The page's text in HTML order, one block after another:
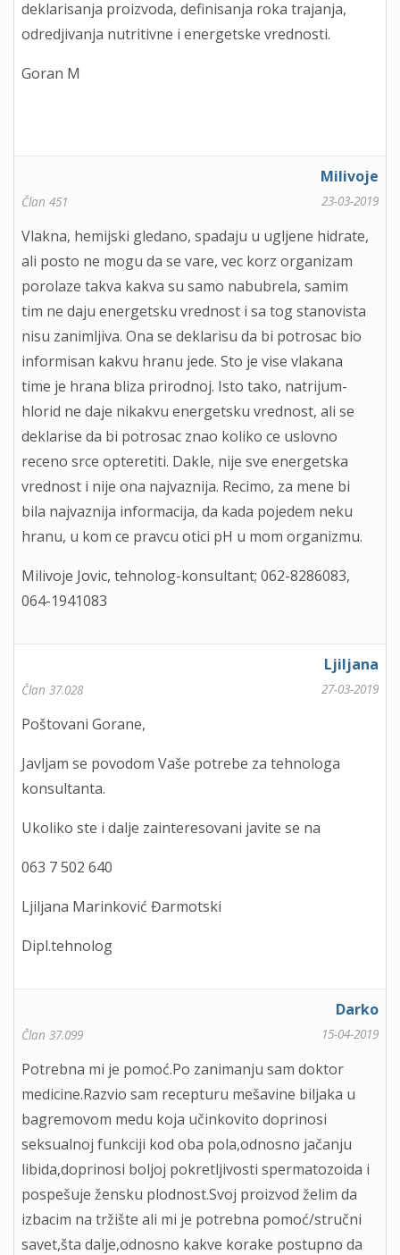
deklarisanja proizvoda, definisanja roka trajanja,
odredjivanja nutritivne i energetske vrednosti.
Goran M
Milivoje
Član 451 23-03-2019
Vlakna, hemijski gledano, spadaju u ugljene hidrate,
ali posto ne mogu da se vare, vec korz organizam
porolaze takva kakva su samo nabubrela, samim
tim ne daju energetsku vrednost i sa tog stanovista
nisu zanimljiva. Ona se deklarisu da bi potrosac bio
informisan kakvu hranu jede. Sto je vise vlakana
time je hrana bliza prirodnoj. Isto tako, natrijum-
hlorid ne daje nikakvu energetsku vrednost, ali se
deklarise da bi potrosac znao koliko ce uslovno
receno srce opteretiti. Dakle, nije sve energetska
vrednost i nije ona najvaznija. Recimo, za mene bi
bila najvaznija informacija, da kada pojedem neku
hranu, u kom ce pravcu otici pH u mom organizmu.
Milivoje Jovic, tehnolog-konsultant; 062-8286083,
064-1941083
Ljiljana
Član 37.028 27-03-2019
Poštovani Gorane,
Javljam se povodom Vaše potrebe za tehnologa
konsultanta.
Ukoliko ste i dalje zainteresovani javite se na
063 7 502 640
Ljiljana Marinković Đarmotski
Dipl.tehnolog
Darko
Član 37.099 15-04-2019
Potrebna mi je pomoć.Po zanimanju sam doktor
medicine.Razvio sam recepturu mešavine biljaka u
bagremovom medu koja učinkovito doprinosi
seksualnoj funkciji kod oba pola,odnosno jačanju
libida,doprinosi boljoj pokretljivosti spermatozoida i
pospešuje žensku plodnost.Svoj proizvod želim da
izbacim na tržište ali mi je potrebna pomoć/stručni
savet,šta dalje,odnosno kakve korake postupno da